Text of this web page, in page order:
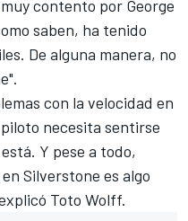
contento por George
saben, ha tenido
De alguna manera, no
con la velocidad en
necesita sentirse
Y pese a todo,
Silverstone es algo
Toto Wolff.